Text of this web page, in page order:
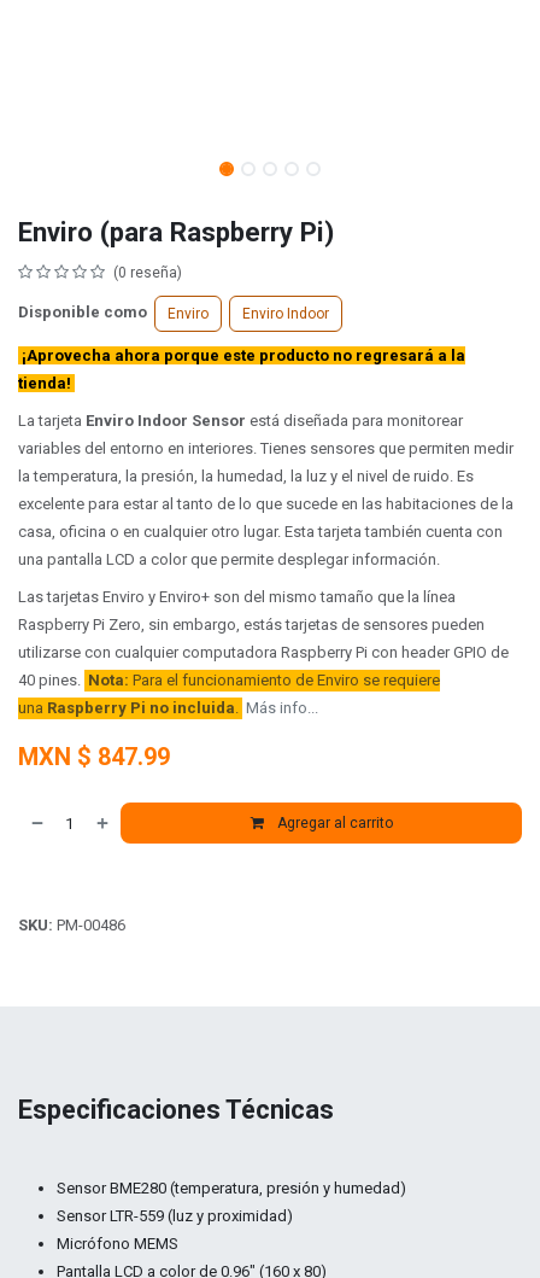
Enviro (para Raspberry Pi)
(0 reseña)
Disponible como Enviro Enviro Indoor
¡Aprovecha ahora porque este producto no regresará a la
tienda!
La tarjeta Enviro Indoor Sensor está diseñada para monitorear
variables del entorno en interiores. Tienes sensores que permiten medir
la temperatura, la presión, la humedad, la luz y el nivel de ruido. Es
excelente para estar al tanto de lo que sucede en las habitaciones de la
casa, oficina o en cualquier otro lugar. Esta tarjeta también cuenta con
una pantalla LCD a color que permite desplegar información.
Las tarjetas Enviro y Enviro+ son del mismo tamaño que la línea
Raspberry Pi Zero, sin embargo, estás tarjetas de sensores pueden
utilizarse con cualquier computadora Raspberry Pi con header GPIO de
40 pines. Nota: Para el funcionamiento de Enviro se requiere
una Raspberry Pi no incluida. Más info...
MXN $ 847.99
Agregar al carrito
SKU: PM-00486
Especificaciones Técnicas
Sensor BME280 (temperatura, presión y humedad)
Sensor LTR-559 (luz y proximidad)
Micrófono MEMS
Pantalla LCD a color de 0.96" (160 x 80)